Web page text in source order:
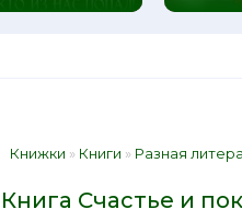
Книжки » Книги » Разная
Книга Счастье и